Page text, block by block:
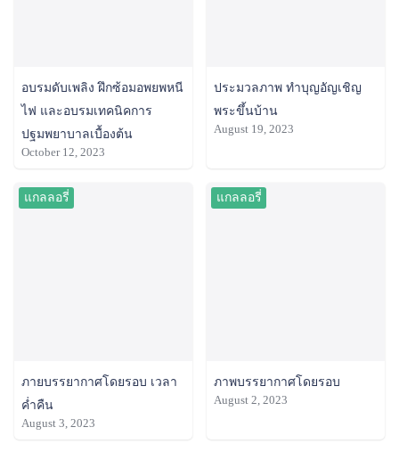
อบรมดับเพลิง ฝึกซ้อมอพยพหนี
ไฟ และอบรมเทคนิคการ
ปฐมพยาบาลเบื้องต้น
October 12, 2023
ประมวลภาพ ทำบุญอัญเชิญ
พระขึ้นบ้าน
August 19, 2023
แกลลอรี่
ภายบรรยากาศโดยรอบ เวลา
ค่ำคืน
August 3, 2023
แกลลอรี่
ภาพบรรยากาศโดยรอบ
August 2, 2023